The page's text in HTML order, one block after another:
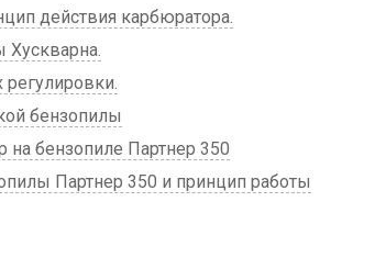
действия карбюратора.
Хускварна.
бензопилы
на бензопиле Партнер 350
Партнер 350 и принцип работы